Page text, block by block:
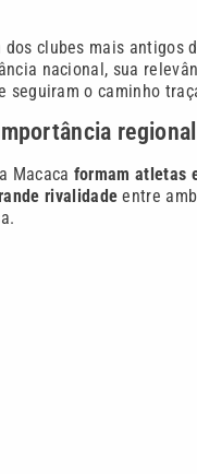
clubes mais antigos
nacional, sua
seguiram o caminho
regional
Macaca formam atletas
rivalidadeentre